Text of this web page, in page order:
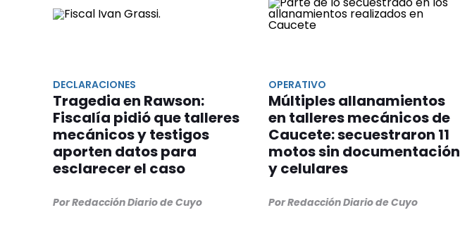
DECLARACIONES
Tragedia en Rawson:
Fiscalía pidió que talleres
mecánicos y testigos
aporten datos para
esclarecer el caso
Por Redacción Diario de Cuyo
OPERATIVO
Múltiples allanamientos
en talleres mecánicos de
Caucete: secuestraron 11
motos sin documentación
y celulares
Por Redacción Diario de Cuyo